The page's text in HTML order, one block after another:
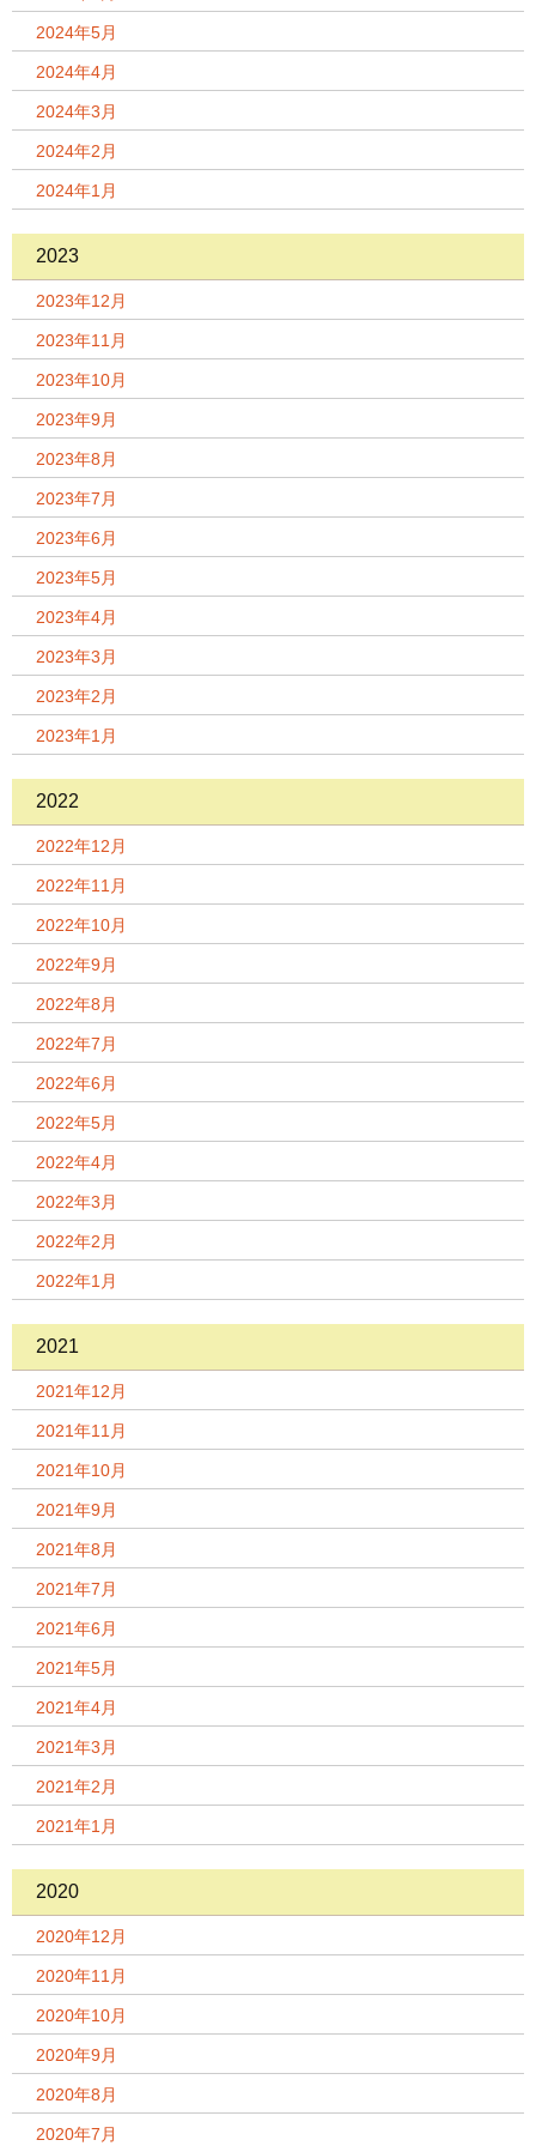
2024年5月
2024年4月
2024年3月
2024年2月
2024年1月
2023
2023年12月
2023年11月
2023年10月
2023年9月
2023年8月
2023年7月
2023年6月
2023年5月
2023年4月
2023年3月
2023年2月
2023年1月
2022
2022年12月
2022年11月
2022年10月
2022年9月
2022年8月
2022年7月
2022年6月
2022年5月
2022年4月
2022年3月
2022年2月
2022年1月
2021
2021年12月
2021年11月
2021年10月
2021年9月
2021年8月
2021年7月
2021年6月
2021年5月
2021年4月
2021年3月
2021年2月
2021年1月
2020
2020年12月
2020年11月
2020年10月
2020年9月
2020年8月
2020年7月